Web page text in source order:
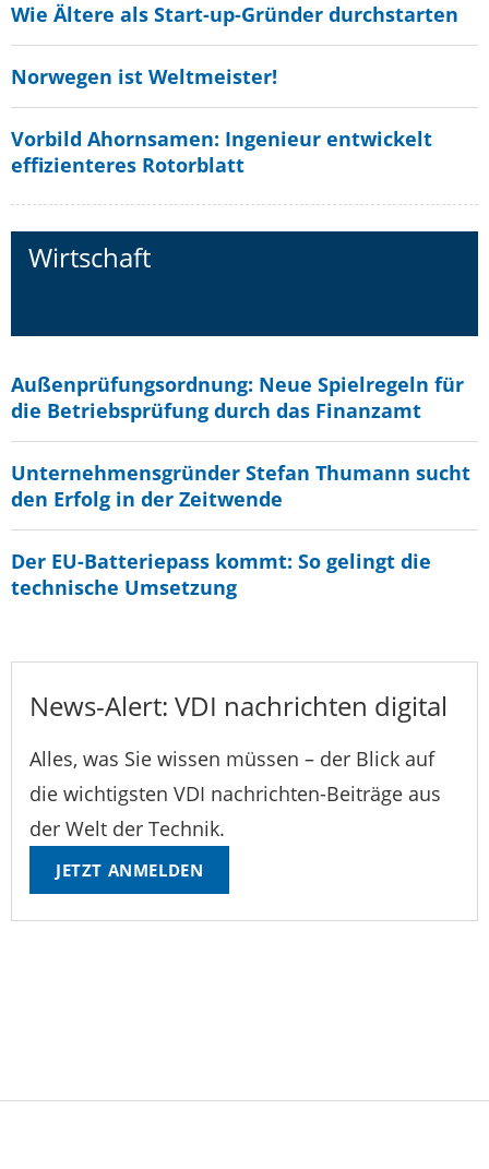
Wie Ältere als Start-up-Gründer durchstarten
Norwegen ist Weltmeister!
Vorbild Ahornsamen: Ingenieur entwickelt
effizienteres Rotorblatt
Wirtschaft
Außenprüfungsordnung: Neue Spielregeln für
die Betriebsprüfung durch das Finanzamt
Unternehmensgründer Stefan Thumann sucht
den Erfolg in der Zeitwende
Der EU-Batteriepass kommt: So gelingt die
technische Umsetzung
News-Alert: VDI nachrichten digital
Alles, was Sie wissen müssen – der Blick auf
die wichtigsten VDI nachrichten-Beiträge aus
der Welt der Technik.
JETZT ANMELDEN